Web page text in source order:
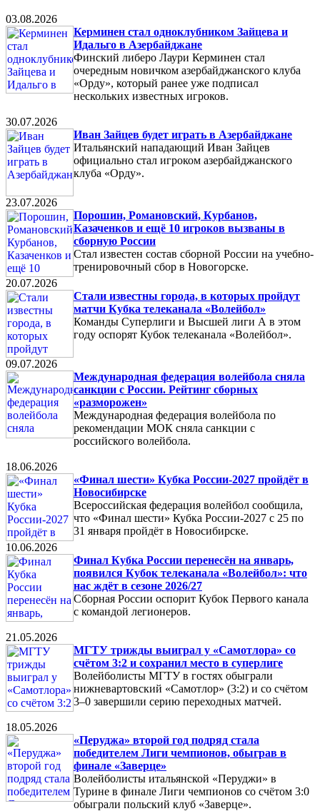
03.08.2026
Керминен стал одноклубником Зайцева и
Идальго в Азербайджане
Финский либеро Лаури Керминен стал
очередным новичком азербайджанского клуба
«Орду», который ранее уже подписал
нескольких известных игроков.
30.07.2026
Иван Зайцев будет играть в Азербайджане
Итальянский нападающий Иван Зайцев
официально стал игроком азербайджанского
клуба «Орду».
23.07.2026
Порошин, Романовский, Курбанов,
Казаченков и ещё 10 игроков вызваны в
сборную России
Стал известен состав сборной России на учебно-
тренировочный сбор в Новогорске.
20.07.2026
Стали известны города, в которых пройдут
матчи Кубка телеканала «Волейбол»
Команды Суперлиги и Высшей лиги А в этом
году оспорят Кубок телеканала «Волейбол».
09.07.2026
Международная федерация волейбола сняла
санкции с России. Рейтинг сборных
«разморожен»
Международная федерация волейбола по
рекомендации МОК сняла санкции с
российского волейбола.
18.06.2026
«Финал шести» Кубка России-2027 пройдёт в
Новосибирске
Всероссийская федерация волейбол сообщила,
что «Финал шести» Кубка России-2027 с 25 по
31 января пройдёт в Новосибирске.
10.06.2026
Финал Кубка России перенесён на январь,
появился Кубок телеканала «Волейбол»: что
нас ждёт в сезоне 2026/27
Сборная России оспорит Кубок Первого канала
с командой легионеров.
21.05.2026
МГТУ трижды выиграл у «Самотлора» со
счётом 3:2 и сохранил место в суперлиге
Волейболисты МГТУ в гостях обыграли
нижневартовский «Самотлор» (3:2) и со счётом
3–0 завершили серию переходных матчей.
18.05.2026
«Перуджа» второй год подряд стала
победителем Лиги чемпионов, обыграв в
финале «Заверце»
Волейболисты итальянской «Перуджи» в
Турине в финале Лиги чемпионов со счётом 3:0
обыграли польский клуб «Заверце».